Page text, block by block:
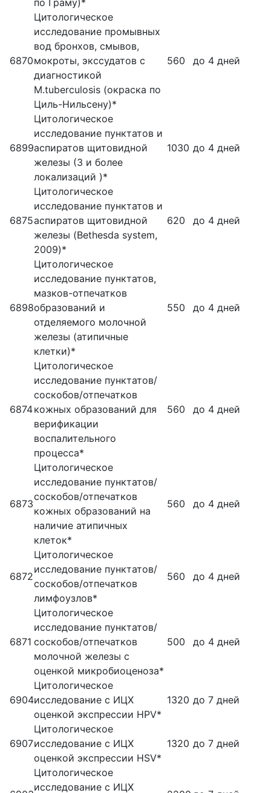
по Граму)*
6870
Цитологическое
исследование промывных
вод бронхов, смывов,
мокроты, экссудатов с
диагностикой
M.tuberculоsis (окраска по
Циль-Нильсену)*
560 до 4 дней
6899
Цитологическое
исследование пунктатов и
аспиратов щитовидной
железы (3 и более
локализаций )*
1030 до 4 дней
6875
Цитологическое
исследование пунктатов и
аспиратов щитовидной
железы (Bethesda system,
2009)*
620 до 4 дней
6898
Цитологическое
исследование пунктатов,
мазков-отпечатков
образований и
отделяемого молочной
железы (атипичные
клетки)*
550 до 4 дней
6874
Цитологическое
исследование пунктатов/
соскобов/отпечатков
кожных образований для
верификации
воспалительного
процесса*
560 до 4 дней
6873
Цитологическое
исследование пунктатов/
соскобов/отпечатков
кожных образований на
наличие атипичных
клеток*
560 до 4 дней
6872
Цитологическое
исследование пунктатов/
соскобов/отпечатков
лимфоузлов*
560 до 4 дней
6871
Цитологическое
исследование пунктатов/
соскобов/отпечатков
молочной железы с
оценкой микробиоценоза*
500 до 4 дней
6904
Цитологическое
исследование с ИЦХ
оценкой экспрессии HPV*
1320 до 7 дней
6907
Цитологическое
исследование с ИЦХ
оценкой экспрессии HSV*
1320 до 7 дней
Цитологическое
исследование с ИЦХ